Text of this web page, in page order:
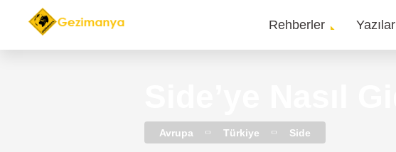
Main
Rehberler Yazılar
Avrupa Türkiye Side